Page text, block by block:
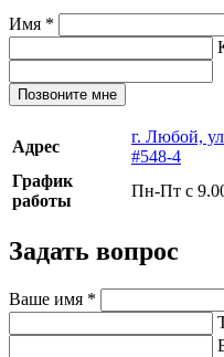
Имя *
Позвоните мне
Адрес
г. Любой,
#548-4
График
работы
Пн-Пт с
Задать вопрос
Ваше имя *